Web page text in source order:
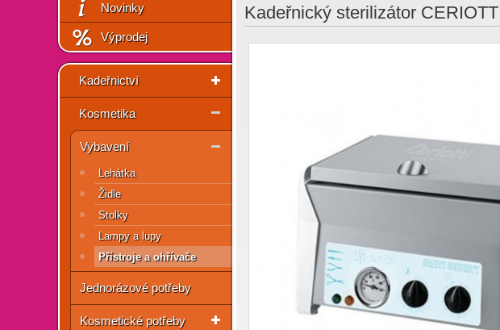
Novinky
Výprodej
Kadeřnictví
Kosmetika
Vybavení
Lehátka
Židle
Stolky
Lampy a lupy
Přístroje a ohřívače
Jednorázové potřeby
Kosmetické potřeby
Kadeřnický sterilizátor